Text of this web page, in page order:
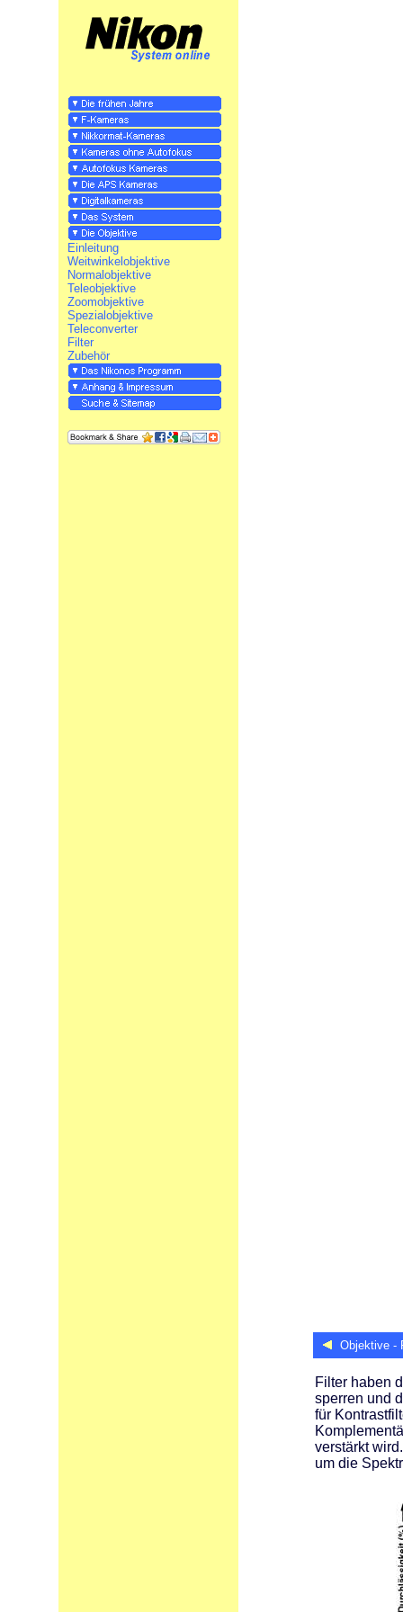
Einleitung
Weitwinkelobjektive
Normalobjektive
Teleobjektive
Zoomobjektive
Spezialobjektive
Teleconverter
Filter
Zubehör
Objektive -
Filter haben
sperren und
für
verstärkt
um die